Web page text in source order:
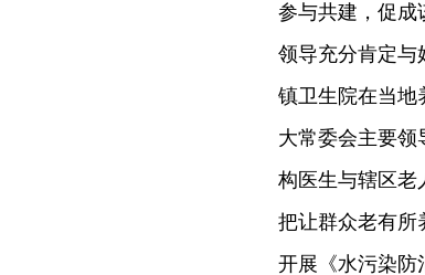
参与共建，促成
领导充分肯定与
镇卫生院在当地
大常委会主要领
构医生与辖区老
把让群众老有所
开展《水污染防